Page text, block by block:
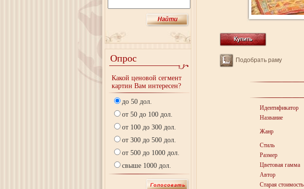
Опрос
Какой ценовой сегмент
картин Вам интересен?
до 50 дол.
от 50 до 100 дол.
от 100 до 300 дол.
от 300 до 500 дол.
от 500 до 1000 дол.
свыше 1000 дол.
Подобрать раму
Идентификатор
Название
Жанр
Стиль
Размер
Цветовая гамма
Автор
Старая стоимость